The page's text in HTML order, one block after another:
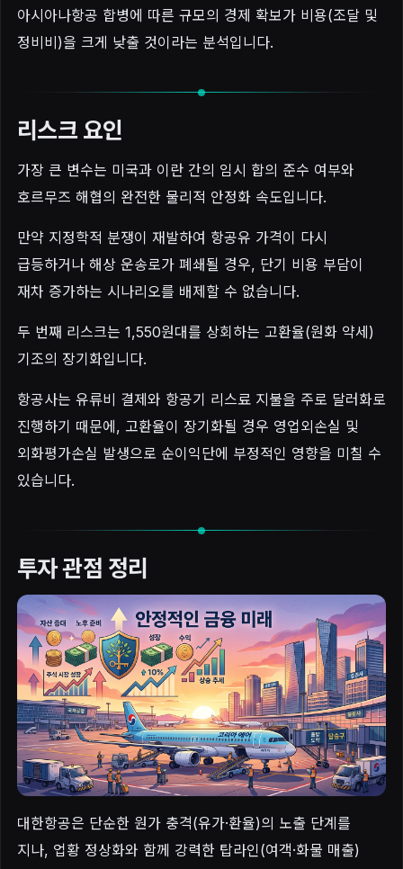
아시아나항공 합병에 따른 규모의 경제 확보가 비용(조달 및
정비비)을 크게 낮출 것이라는 분석입니다.
리스크 요인
가장 큰 변수는 미국과 이란 간의 임시 합의 준수 여부와
호르무즈 해협의 완전한 물리적 안정화 속도입니다.
만약 지정학적 분쟁이 재발하여 항공유 가격이 다시
급등하거나 해상 운송로가 폐쇄될 경우, 단기 비용 부담이
재차 증가하는 시나리오를 배제할 수 없습니다.
두 번째 리스크는 1,550원대를 상회하는 고환율(원화 약세)
기조의 장기화입니다.
항공사는 유류비 결제와 항공기 리스료 지불을 주로 달러화로
진행하기 때문에, 고환율이 장기화될 경우 영업외손실 및
외화평가손실 발생으로 순이익단에 부정적인 영향을 미칠 수
있습니다.
투자 관점 정리
대한항공은 단순한 원가 충격(유가·환율)의 노출 단계를
지나, 업황 정상화와 함께 강력한 탑라인(여객·화물 매출)